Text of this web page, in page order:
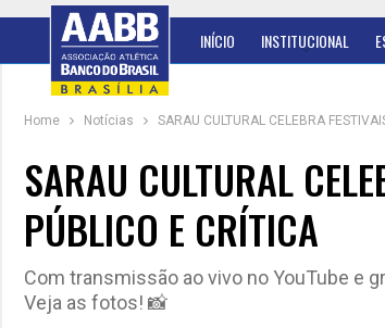
INÍCIO INSTITUCIONAL
Home Notícias SARAU CULTURAL CELEBRA
SARAU CULTURAL
PÚBLICO E CRÍTICA
Com transmissão ao vivo no YouTube e
Veja as fotos! 📸